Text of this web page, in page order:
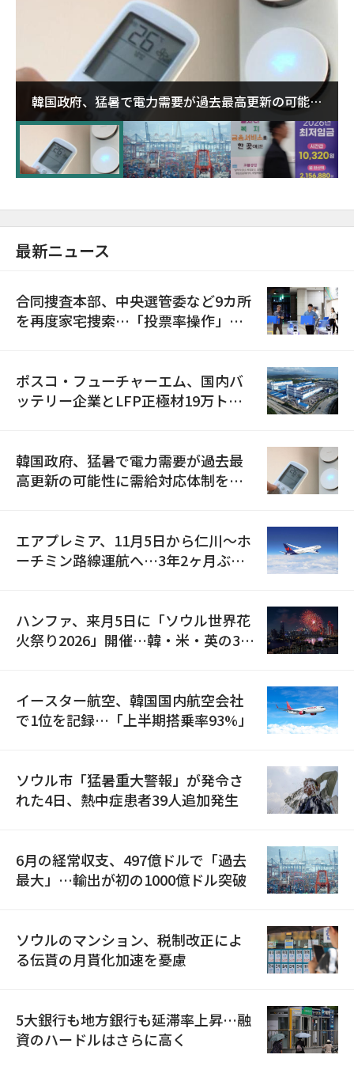
韓国政府、猛暑で電力需要が過去最高更新の可能性
に需給対応体制を点検
最新ニュース
合同捜査本部、中央選管委など9カ所
を再度家宅捜索…「投票率操作」の
ポスコ・フューチャーエム、国内バ
ッテリー企業とLFP正極材19万トン
韓国政府、猛暑で電力需要が過去最
高更新の可能性に需給対応体制を点
エアプレミア、11月5日から仁川〜ホ
ーチミン路線運航へ…3年2ヶ月ぶり
ハンファ、来月5日に「ソウル世界花
火祭り2026」開催…韓・米・英の3カ
イースター航空、韓国国内航空会社
で1位を記録…「上半期搭乗率93%」
ソウル市「猛暑重大警報」が発令さ
れた4日、熱中症患者39人追加発生
6月の経常収支、497億ドルで「過去
最大」…輸出が初の1000億ドル突破
ソウルのマンション、税制改正によ
る伝貰の月貰化加速を憂慮
5大銀行も地方銀行も延滞率上昇…融
資のハードルはさらに高く